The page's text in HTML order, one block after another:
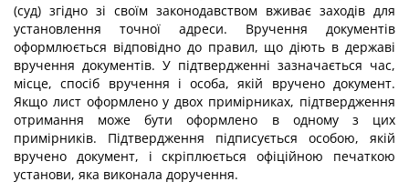
(суд) згідно зі своїм законодавством вживає заходів для
установлення точної адреси. Вручення документів
оформлюється відповідно до правил, що діють в державі
вручення документів. У підтвердженні зазначається час,
місце, спосіб вручення і особа, якій вручено документ.
Якщо лист оформлено у двох примірниках, підтвердження
отримання може бути оформлено в одному з цих
примірників. Підтвердження підписується особою, якій
вручено документ, і скріплюється офіційною печаткою
установи, яка виконала доручення.